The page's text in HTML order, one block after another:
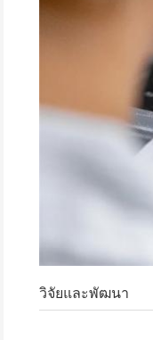
วิจัยและพัฒนา